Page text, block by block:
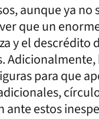
aunque ya
que un
y el
para que
ante estos